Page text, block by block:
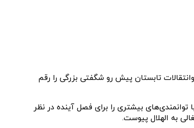
تابستان پیش رو شگفتی بزرگی را رقم
بیشتری را برای فصل آینده در نظر
به الهلال پیوست.